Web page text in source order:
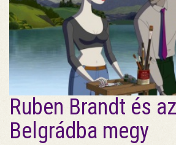
Ruben Brandt és
Belgrádba megy